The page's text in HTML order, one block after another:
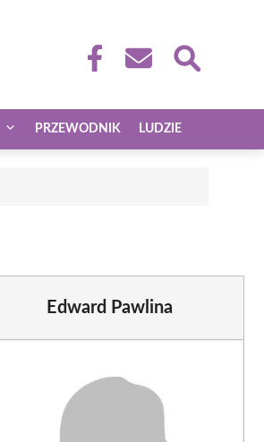
PRZEWODNIK LUDZIE
Edward Pawlina